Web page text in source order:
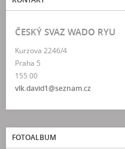
ČESKÝ SVAZ WADO RYU
Kurzova 2246/4
Praha 5
155 00
vlk.david1@seznam.cz
FOTOALBUM